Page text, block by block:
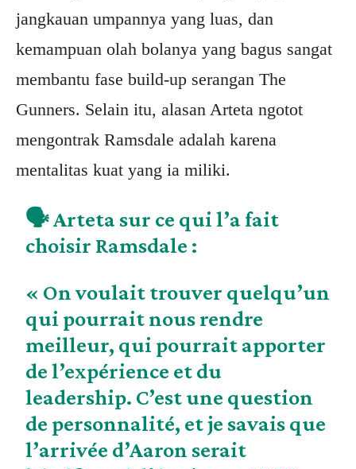
jangkauan umpannya yang luas, dan
kemampuan olah bolanya yang bagus sangat
membantu fase build-up serangan The
Gunners. Selain itu, alasan Arteta ngotot
mengontrak Ramsdale adalah karena
mentalitas kuat yang ia miliki.
🗣️ Arteta sur ce qui l’a fait
choisir Ramsdale :
« On voulait trouver quelqu’un
qui pourrait nous rendre
meilleur, qui pourrait apporter
de l’expérience et du
leadership. C’est une question
de personnalité, et je savais que
l’arrivée d’Aaron serait